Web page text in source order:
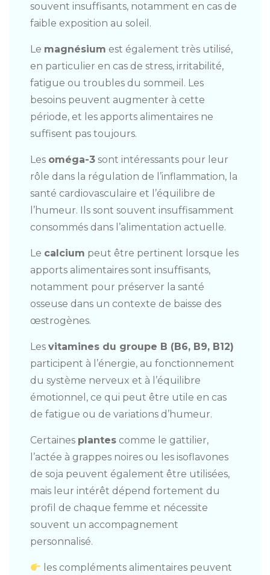
souvent insuffisants, notamment en cas de
faible exposition au soleil.
Le magnésium est également très utilisé,
en particulier en cas de stress, irritabilité,
fatigue ou troubles du sommeil. Les
besoins peuvent augmenter à cette
période, et les apports alimentaires ne
suffisent pas toujours.
Les oméga-3 sont intéressants pour leur
rôle dans la régulation de l’inflammation, la
santé cardiovasculaire et l’équilibre de
l’humeur. Ils sont souvent insuffisamment
consommés dans l’alimentation actuelle.
Le calcium peut être pertinent lorsque les
apports alimentaires sont insuffisants,
notamment pour préserver la santé
osseuse dans un contexte de baisse des
œstrogènes.
Les vitamines du groupe B (B6, B9, B12)
participent à l’énergie, au fonctionnement
du système nerveux et à l’équilibre
émotionnel, ce qui peut être utile en cas
de fatigue ou de variations d’humeur.
Certaines plantes comme le gattilier,
l’actée à grappes noires ou les isoflavones
de soja peuvent également être utilisées,
mais leur intérêt dépend fortement du
profil de chaque femme et nécessite
souvent un accompagnement
personnalisé.
les compléments alimentaires peuvent